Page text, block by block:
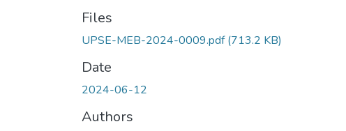
Files
UPSE-MEB-2024-0009.pdf(713.2 KB)
Date
2024-06-12
Authors